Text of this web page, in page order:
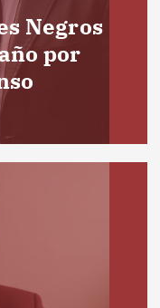
Negros
por